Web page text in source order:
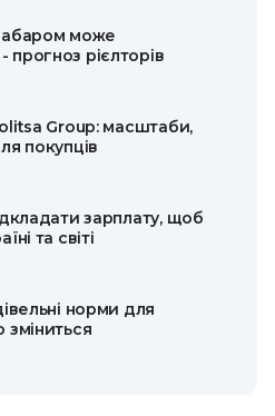
може
рієлторів
Group: масштаби,
покупців
зарплату, щоб
та світі
норми для